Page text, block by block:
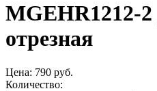
MGEHR1212-
отрезная
Цена: 790 руб.
Количество: